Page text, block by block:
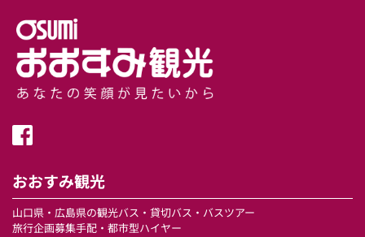
おおすみ観光
山口県・広島県の観光バス・貸切バス・バスツアー
旅行企画募集手配・都市型ハイヤー